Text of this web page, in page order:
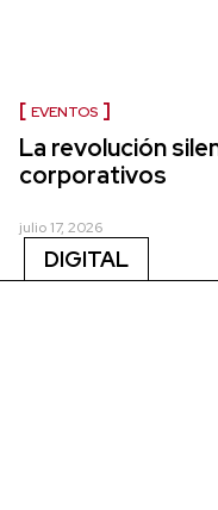
EVENTOS
La revolución
corporativos
julio 17, 2026
DIGITAL